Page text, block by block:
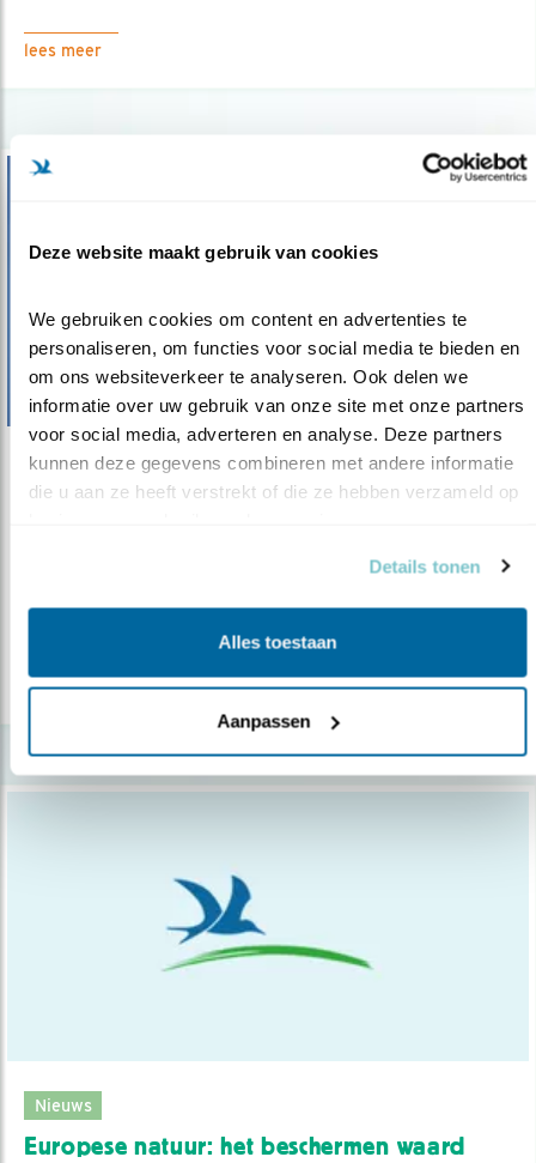
Deze website maakt gebruik van cookies
We gebruiken cookies om content en advertenties te
personaliseren, om functies voor social media te bieden en
om ons websiteverkeer te analyseren. Ook delen we
informatie over uw gebruik van onze site met onze partners
voor social media, adverteren en analyse. Deze partners
kunnen deze gegevens combineren met andere informatie
die u aan ze heeft verstrekt of die ze hebben verzameld op
Details tonen
Alles toestaan
Aanpassen
lees meer
Nieuws
De Tweede Kamer heeft zojuist een motie
aangenomen waarin ze zich uitspreek..
lees meer
Nieuws
Europese natuur: het beschermen waard